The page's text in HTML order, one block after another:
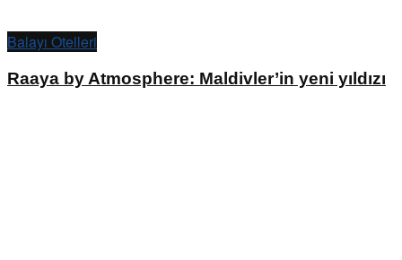
Balayı Otelleri
Raaya by Atmosphere: Maldivler’in yeni yıldızı